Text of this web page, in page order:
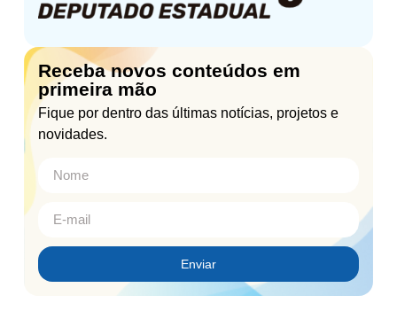
Receba novos conteúdos em
primeira mão
Fique por dentro das últimas notícias, projetos e
novidades.
Enviar